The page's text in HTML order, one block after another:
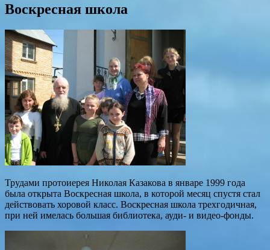
Воскресная школа
Трудами протоиерея Николая Казакова в январе 1999 года
была открыта Воскресная школа, в которой месяц спустя стал
действовать хоровой класс. Воскресная школа трехгодичная,
при ней имелась большая библиотека, ауди- и видео-фонды.